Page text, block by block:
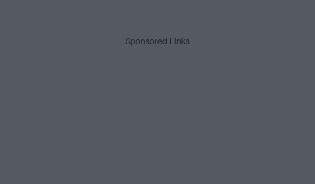
Sponsored Links